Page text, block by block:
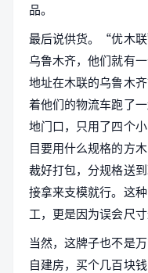
品。
最后说供货。“优木
乌鲁木齐，他们就有
地址在木联的乌鲁木
着他们的物流车跑了
地门口，只用了四个
目要用什么规格的方
裁好打包，分规格送
接拿来支模就行。这
工，更是因为误会尺寸
当然，这牌子也不是
自建房，买个几百块